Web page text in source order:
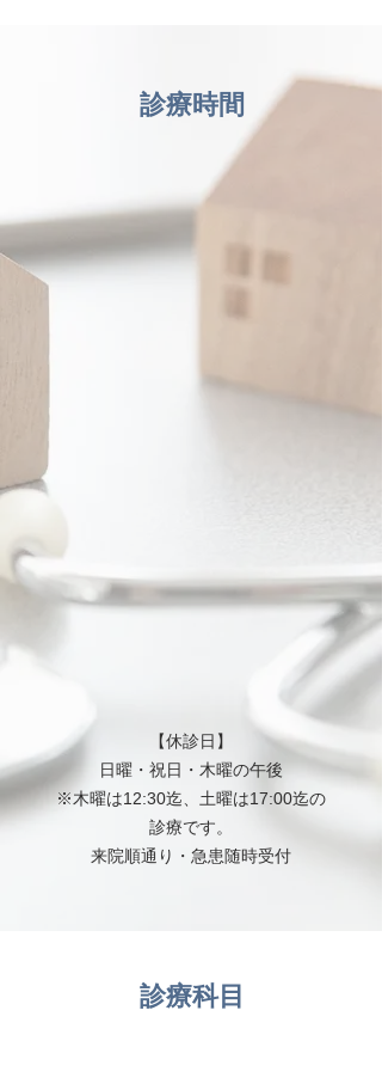
診療時間
【休診日】
日曜・祝日・木曜の午後
※木曜は12:30迄、土曜は17:00迄の
診療です。
来院順通り・急患随時受付
診療科目